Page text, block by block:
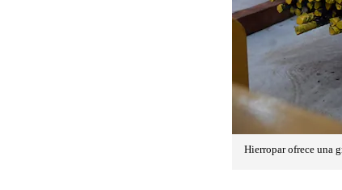
Hierropar ofrece una